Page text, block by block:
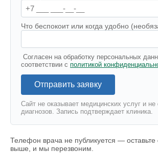
Что беспокоит или когда удобно
Согласен на обработку персональных
соответствии с политикой
Отправить заявку
Сайт не оказывает медицинских услуг и не
диагнозов. Запись подтверждает клиника.
Телефон врача не публикуется —
выше, и мы перезвоним.